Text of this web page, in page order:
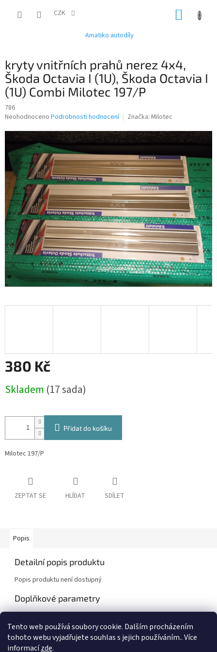
Tento web používá soubory cookie. Dalším procházením
tohoto webu vyjadřujete souhlas s jejich používáním.. Více
informacízde.
CZK
Amatiko autodíly
kryty vnitřních prahů nerez 4x4,
Škoda Octavia I (1U), Škoda Octavia I
(1U) Combi Milotec 197/P
786
Průměrné
produktu
0,0
5
hvězdiček.
Neohodnoceno Podrobnosti hodnocení Značka: Milotec
380 Kč
cena:
Skladem (17 sada)
Přidat do košíku
Milotec 197/P
ZEPTAT SE HLÍDAT SDÍLET
Popis
Detailní popis produktu
Popis produktu není dostupný
Doplňkové parametry
Záruka: 2 roky